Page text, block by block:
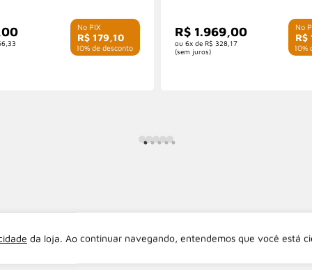
da loja. Ao continuar navegando, entendemos que você está
R$ 179,10
com 10% de desconto
R$
com
R$ 1.969,00
6x de R$ 328,17
(sem juros)
QUEM VIU, TAMBÉM COMPROU!